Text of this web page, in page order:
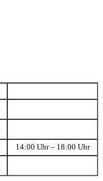
14:00 Uhr – 18:00 Uhr